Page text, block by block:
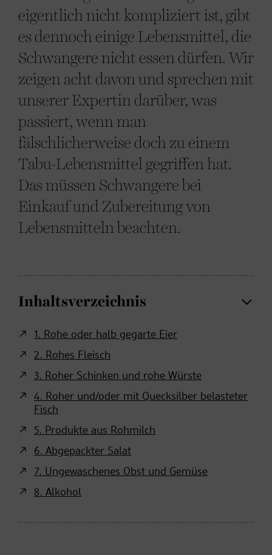
eigentlich nicht kompliziert ist, gibt
es dennoch einige Lebensmittel, die
Schwangere nicht essen dürfen. Wir
zeigen acht davon und sprechen mit
unserer Expertin darüber, was
passiert, wenn man
fälschlicherweise doch zu einem
Tabu-Lebensmittel gegriffen hat.
Das müssen Schwangere bei
Einkauf und Zubereitung von
Lebensmitteln beachten.
Inhaltsverzeichnis
1. Rohe oder halb gegarte Eier
2. Rohes Fleisch
3. Roher Schinken und rohe Würste
4. Roher und/oder mit Quecksilber belasteter
Fisch
5. Produkte aus Rohmilch
6. Abgepackter Salat
7. Ungewaschenes Obst und Gemüse
8. Alkohol